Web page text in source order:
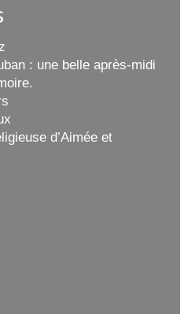
: une belle après-midi
d’Aimée et